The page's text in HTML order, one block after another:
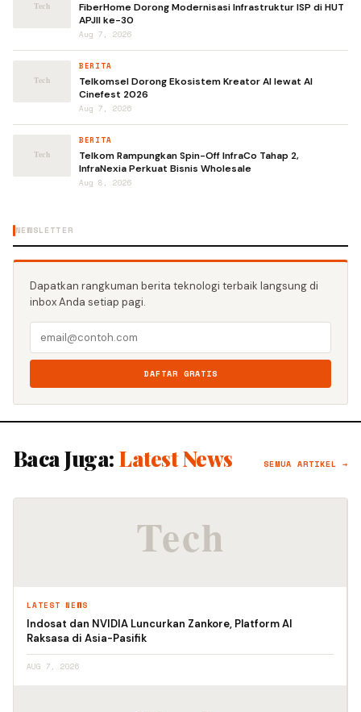
FiberHome Dorong Modernisasi Infrastruktur ISP di HUT
APJII ke-30
Aug 7, 2026
BERITA
Telkomsel Dorong Ekosistem Kreator AI lewat AI
Cinefest 2026
Aug 7, 2026
BERITA
Telkom Rampungkan Spin-Off InfraCo Tahap 2,
InfraNexia Perkuat Bisnis Wholesale
Aug 8, 2026
NEWSLETTER
Dapatkan rangkuman berita teknologi terbaik langsung di
inbox Anda setiap pagi.
DAFTAR GRATIS
Baca Juga: Latest News SEMUA ARTIKEL →
LATEST NEWS
Indosat dan NVIDIA Luncurkan Zankore, Platform AI
Raksasa di Asia-Pasifik
AUG 7, 2026